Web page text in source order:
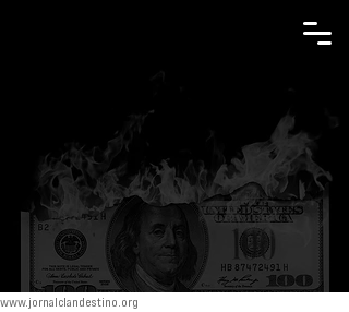
www.jornalclandestino.org